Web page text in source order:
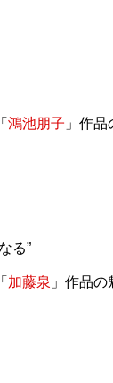
鴻池朋子 」作
る”
加藤泉 」作品